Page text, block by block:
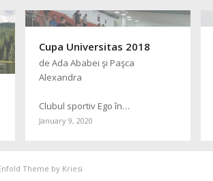
Cupa Universitas 2018
de Ada Ababei şi Paşca
Alexandra
Clubul sportiv Ego în…
January 9, 2020
Theme by Kriesi